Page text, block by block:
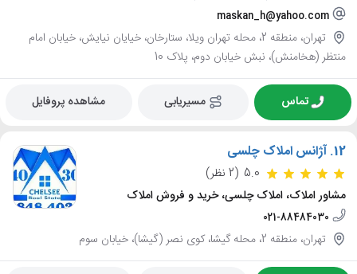
maskan_h@yahoo.com
تهران، منطقه 2، محله تهران ویلا، ستارخان، خیایان نیایش، خیابان امام
منتظر (هخامنش)، نبش خیابان دوم، پلاک 10
تماس مسیریابی مشاهده پروفایل
12. آژانس املاک چلسی
5.0 (2 نظر)
مشاور املاک، املاک چلسی، خرید و فروش املاک
021-88484030
تهران، منطقه 2، محله گیشا، کوی نصر (گیشا)، خیابان سوم